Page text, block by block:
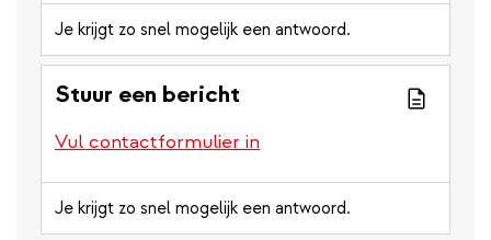
Je krijgt zo snel mogelijk een antwoord.
Stuur een bericht
Vul contactformulier in
Je krijgt zo snel mogelijk een antwoord.